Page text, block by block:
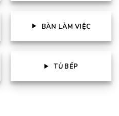
BÀN LÀM VIỆC
TỦ BẾP